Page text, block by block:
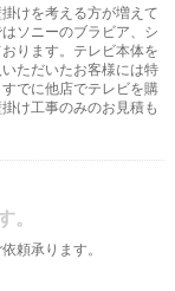
けを考える方が増えて
ソニーのブラビア、シ
ります。テレビ本体を
ただいたお客様には特
でに他店でテレビを購
け工事のみのお見積も
。
頼承ります。